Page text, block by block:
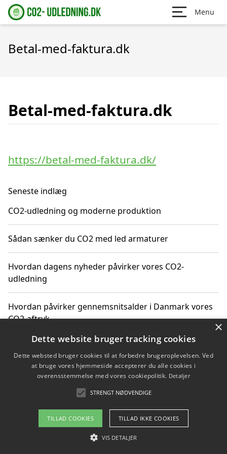
Menu
Betal-med-faktura.dk
Betal-med-faktura.dk
https://betal-med-faktura.dk/
Seneste indlæg
CO2-udledning og moderne produktion
Sådan sænker du CO2 med led armaturer
Hvordan dagens nyheder påvirker vores CO2-
udledning
Hvordan påvirker gennemsnitsalder i Danmark vores
CO2-aftryk
Hvordan nyheder om CO2-udledning påvirker vores
hverdag
Om / kontakt
Blog Betingelser
×
Dette website bruger tracking cookies
Dette websted bruger cookies til at forbedre brugeroplevelsen. Ved
at bruge vores hjemmeside accepterer du alle cookies i
overensstemmelse med vores cookiepolitik. Detaljer
STRENGT NØDVENDIGE
TILLAD COOKIES TILLAD IKKE COOKIES
VIS DETALJER